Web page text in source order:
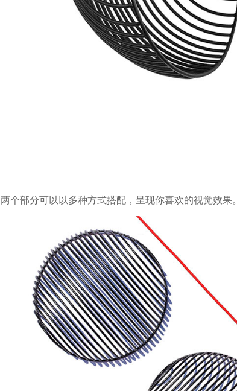
两个部分可以以多种方式搭配，呈现你喜欢的视觉效果。